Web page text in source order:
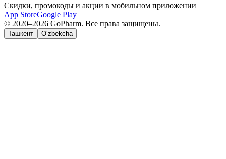
Скидки, промокоды и акции в мобильном приложении
App StoreGoogle Play
© 2020–2026 GoPharm. Все права защищены.
Ташкент O‘zbekcha